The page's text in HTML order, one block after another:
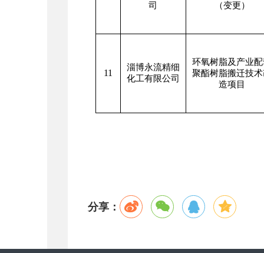
司
（变更）
11
淄博永流精细
化工有限公司
环氧树脂及产业
聚酯树脂搬迁技
造项目
分享：